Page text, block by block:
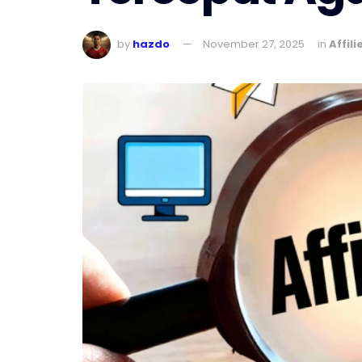
by hazdo November 27, 2025 in